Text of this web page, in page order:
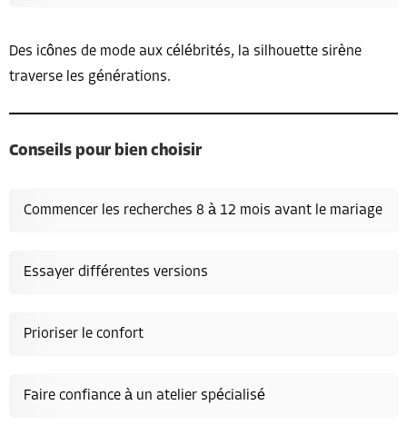
Des icônes de mode aux célébrités, la silhouette sirène
traverse les générations.
Conseils pour bien choisir
Commencer les recherches 8 à 12 mois avant le mariage
Essayer différentes versions
Prioriser le confort
Faire confiance à un atelier spécialisé